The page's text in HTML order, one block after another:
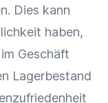
Dies kann
haben,
Geschäft
Lagerbestand